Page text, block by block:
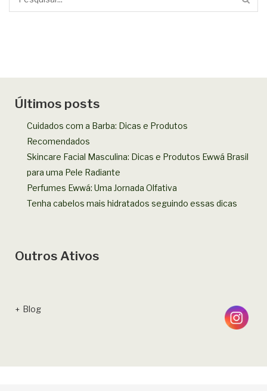
Últimos posts
Cuidados com a Barba: Dicas e Produtos
Recomendados
Skincare Facial Masculina: Dicas e Produtos Ewwá Brasil
para uma Pele Radiante
Perfumes Ewwá: Uma Jornada Olfativa
Tenha cabelos mais hidratados seguindo essas dicas
Outros Ativos
Blog